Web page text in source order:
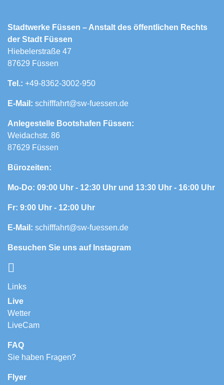
Stadtwerke Füssen – Anstalt des öffentlichen Rechts
der Stadt Füssen
Hiebelerstraße 47
87629 Füssen
Tel.: +49-8362-3002-950
E-Mail: schifffahrt@sw-fuessen.de
Anlegestelle Bootshafen Füssen:
Weidachstr. 86
87629 Füssen
Bürozeiten:
Mo-Do: 09:00 Uhr - 12:30 Uhr und 13:30 Uhr - 16:00 Uhr
Fr: 9:00 Uhr - 12:00 Uhr
E-Mail: schifffahrt@sw-fuessen.de
Besuchen Sie uns auf Instagram
Links
Live
Wetter
LiveCam
FAQ
Sie haben Fragen?
Flyer